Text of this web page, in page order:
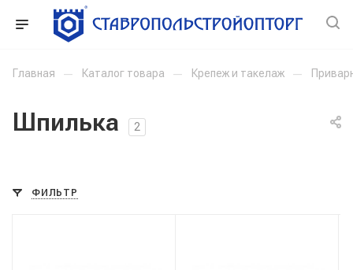
Главная — Каталог товара — Крепеж и такелаж —
Шпилька 2
ФИЛЬТР